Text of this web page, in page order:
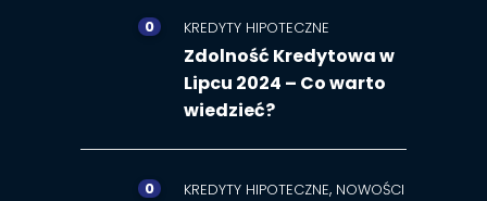
0 KREDYTY HIPOTECZNE
Zdolność Kredytowa w
Lipcu 2024 – Co warto
wiedzieć?
0 KREDYTY HIPOTECZNE, NOWOŚCI